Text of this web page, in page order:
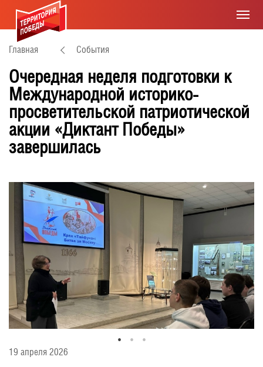
Главная События
Очередная неделя подготовки к
Международной историко-
просветительской патриотической
акции «Диктант Победы»
завершилась
19 апреля 2026